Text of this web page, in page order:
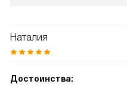
Наталия
Достоинства: